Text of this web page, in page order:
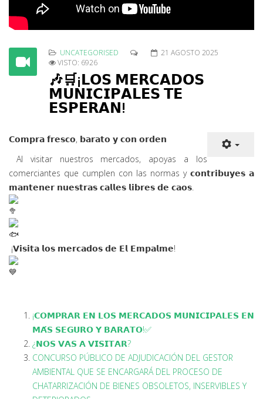
UNCATEGORISED
21 AGOSTO 2025
VISTO: 6926
🎶🛒¡𝗟𝗢𝗦 𝗠𝗘𝗥𝗖𝗔𝗗𝗢𝗦
𝗠𝗨𝗡𝗜𝗖𝗜𝗣𝗔𝗟𝗘𝗦 𝗧𝗘
𝗘𝗦𝗣𝗘𝗥𝗔𝗡!
𝗖𝗼𝗺𝗽𝗿𝗮 𝗳𝗿𝗲𝘀𝗰𝗼, 𝗯𝗮𝗿𝗮𝘁𝗼 𝘆 𝗰𝗼𝗻 𝗼𝗿𝗱𝗲𝗻
Al visitar nuestros mercados, apoyas a los
comerciantes que cumplen con las normas y 𝗰𝗼𝗻𝘁𝗿𝗶𝗯𝘂𝘆𝗲𝘀 𝗮
𝗺𝗮𝗻𝘁𝗲𝗻𝗲𝗿 𝗻𝘂𝗲𝘀𝘁𝗿𝗮𝘀 𝗰𝗮𝗹𝗹𝗲𝘀 𝗹𝗶𝗯𝗿𝗲𝘀 𝗱𝗲 𝗰𝗮𝗼𝘀.
¡𝗩𝗶𝘀𝗶𝘁𝗮 𝗹𝗼𝘀 𝗺𝗲𝗿𝗰𝗮𝗱𝗼𝘀 𝗱𝗲 𝗘𝗹 𝗘𝗺𝗽𝗮𝗹𝗺𝗲!
¡𝗖𝗢𝗠𝗣𝗥𝗔𝗥 𝗘𝗡 𝗟𝗢𝗦 𝗠𝗘𝗥𝗖𝗔𝗗𝗢𝗦 𝗠𝗨𝗡𝗜𝗖𝗜𝗣𝗔𝗟𝗘𝗦 𝗘𝗡
𝗠𝗔́𝗦 𝗦𝗘𝗚𝗨𝗥𝗢 𝗬 𝗕𝗔𝗥𝗔𝗧𝗢!✅
¿𝗡𝗢𝗦 𝗩𝗔𝗦 𝗔 𝗩𝗜𝗦𝗜𝗧𝗔𝗥?
CONCURSO PÚBLICO DE ADJUDICACIÓN DEL GESTOR
AMBIENTAL QUE SE ENCARGARÁ DEL PROCESO DE
CHATARRIZACIÓN DE BIENES OBSOLETOS, INSERVIBLES Y